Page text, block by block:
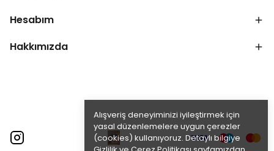
Alışveriş deneyiminizi iyileştirmek için
yasal düzenlemelere uygun çerezler
(cookies) kullanıyoruz. Detaylı bilgiye
Hesabım
Hakkımızda